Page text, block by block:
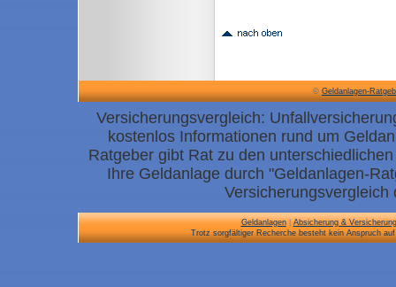
©Geldanlagen-
Versicherungsvergleich:
kostenlos Informationen rund um
Ratgeber gibt Rat zu den
Ihre Geldanlage durch "Geldanlagen-
Versicherungsvergleich
Geldanlagen|Absicherung &
Trotz sorgfältiger Recherche besteht kein Anspruch